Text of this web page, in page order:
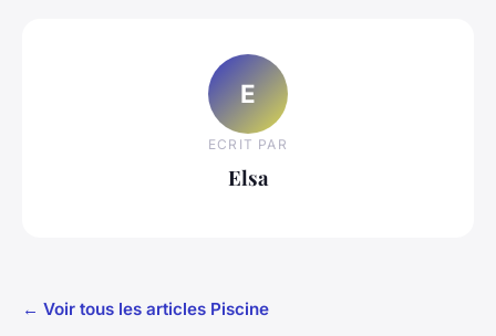
E
ECRIT PAR
Elsa
← Voir tous les articles Piscine